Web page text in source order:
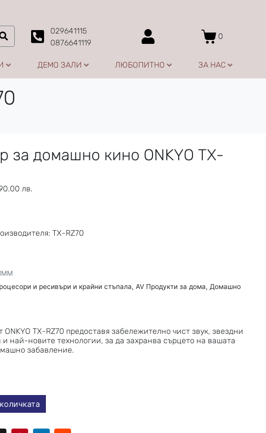
029641115
0876641119
0
ДЕМО ЗАЛИ ЛЮБОПИТНО ЗА НАС
за домашно кино ONKYO TX-
лв.
TX-RZ70
и ресивъри и крайни стъпала,AV Продукти за дома, Домашно
ONKYO TX-RZ70 предоставя забележително чист звук, звездни
и най-новите технологии, за да захранва сърцето на вашата
забавление.